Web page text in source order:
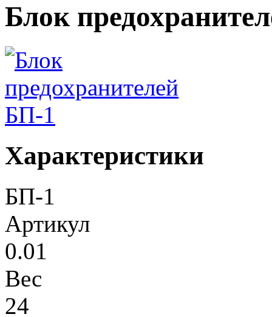
Блок
Характеристики
БП-1
Артикул
0.01
Вес
24